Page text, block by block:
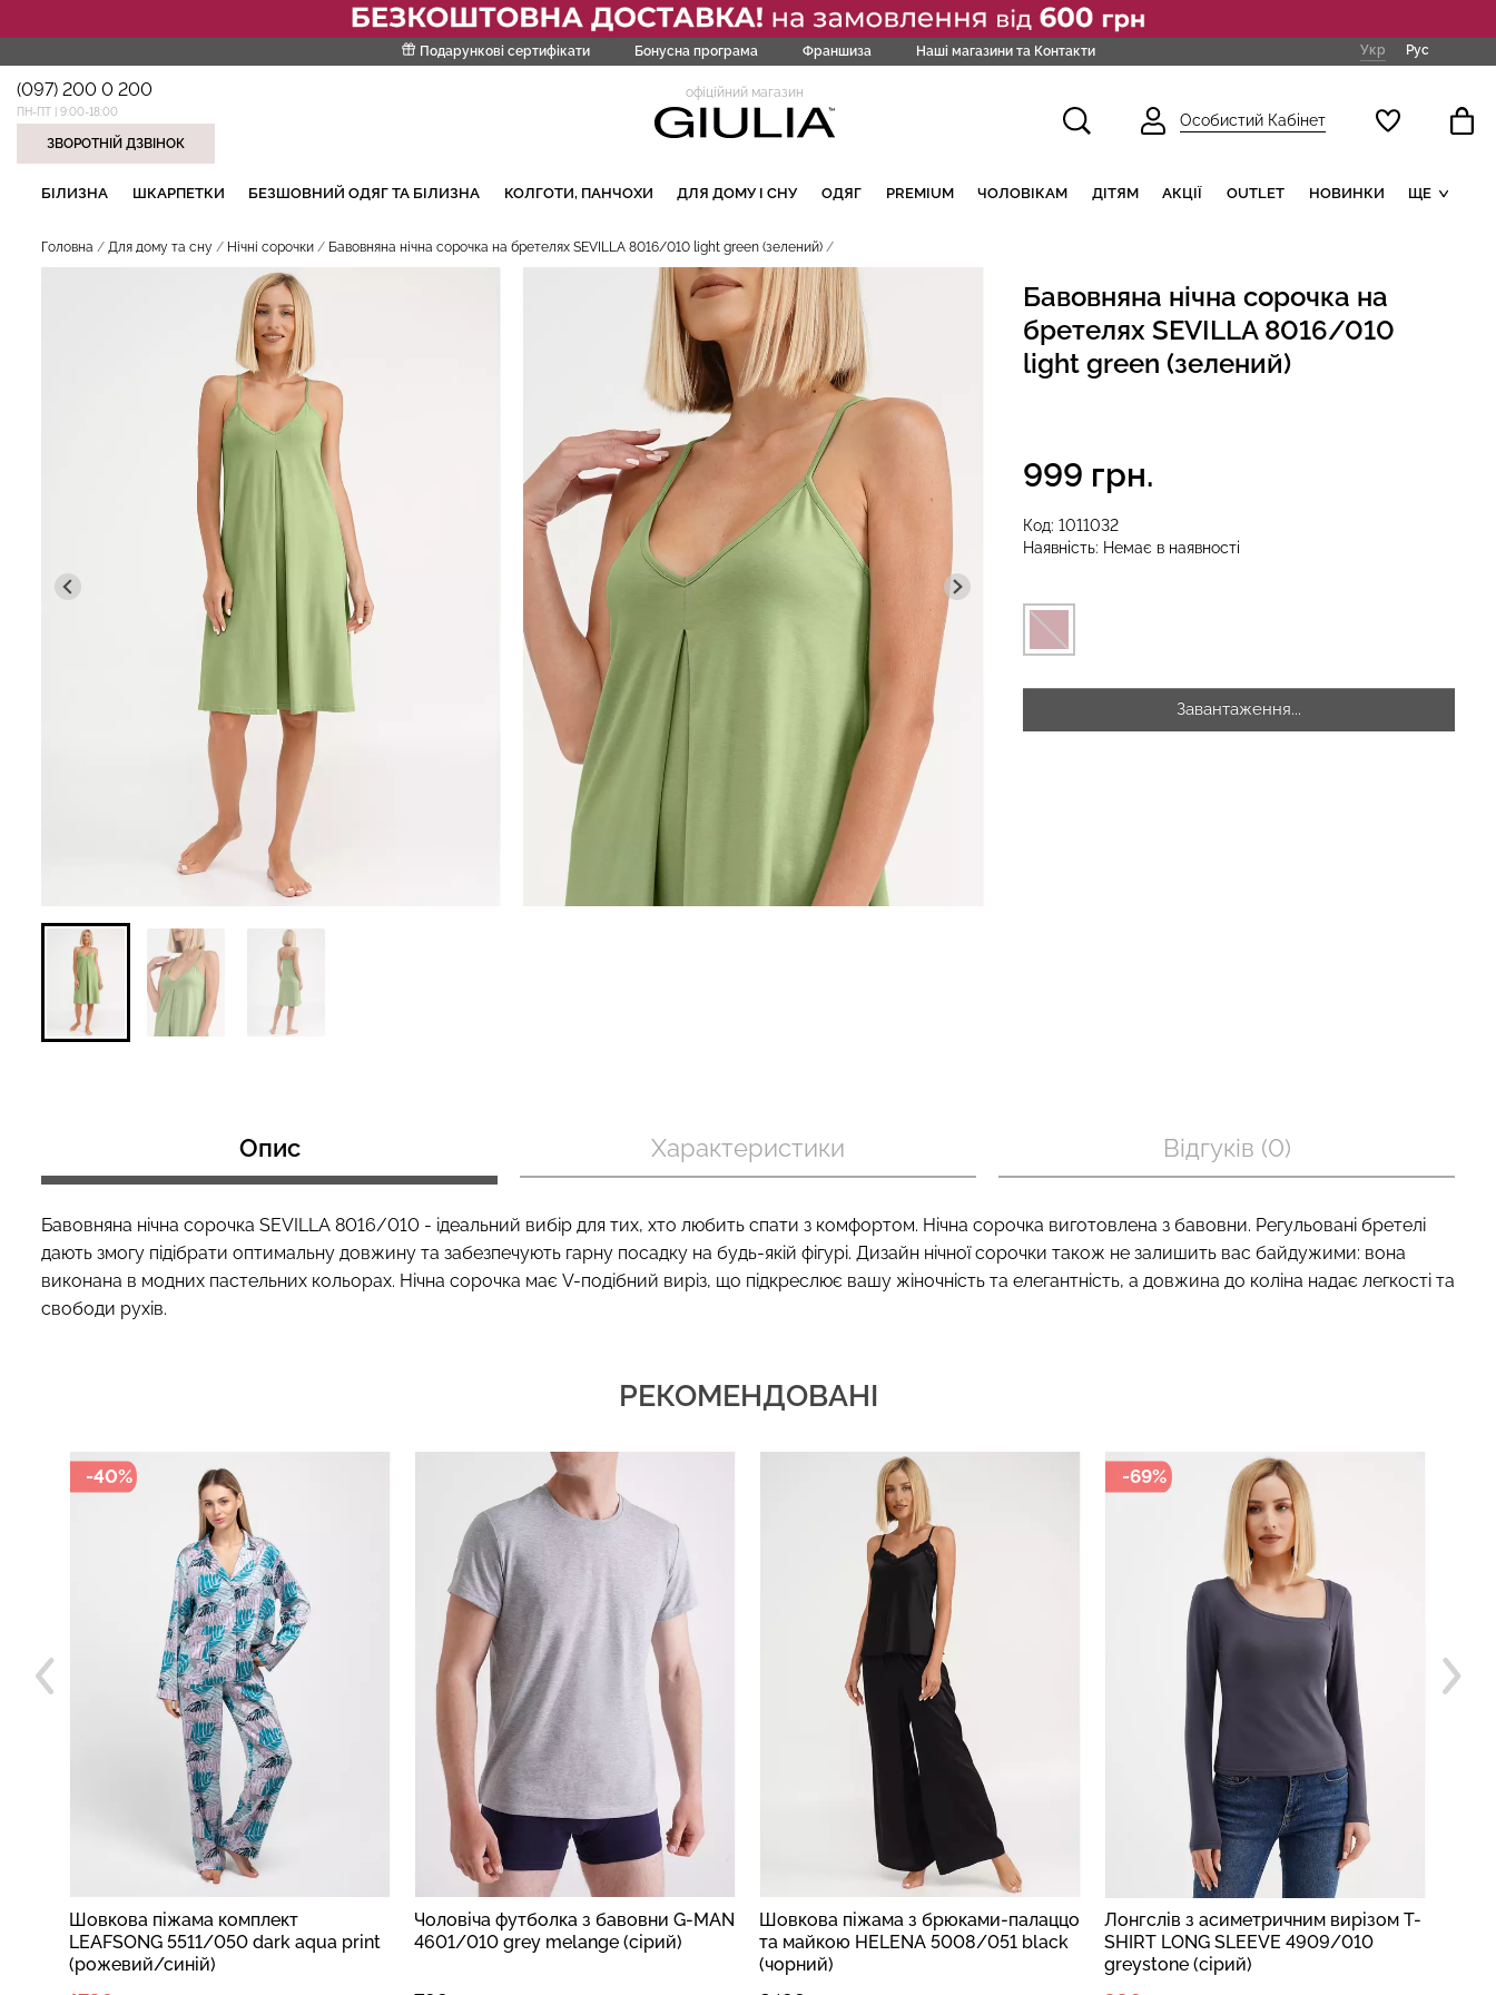
Подарункові сертифікати Бонусна програма Франшиза Наші магазини та Контакти Укр Рус
(097) 200 0 200
ПН-ПТ | 9:00-18:00
ЗВОРОТНІЙ ДЗВІНОК
офіційний магазин
Особистий Кабінет
БІЛИЗНА ШКАРПЕТКИ БЕЗШОВНИЙ ОДЯГ ТА БІЛИЗНА КОЛГОТИ, ПАНЧОХИ ДЛЯ ДОМУ І СНУ ОДЯГ PREMIUM ЧОЛОВІКАМ ДІТЯМ АКЦІЇ OUTLET НОВИНКИ ЩЕ
Головна Для дому та сну Нічні сорочки Бавовняна нічна сорочка на бретелях SEVILLA 8016/010 light green (зелений)
Бавовняна нічна сорочка на
бретелях SEVILLA 8016/010
light green (зелений)
Код: 1011032
Наявність: Немає в наявності
999 грн.
Завантаження...
Опис Характеристики Відгуків (0)
Бавовняна нічна сорочка SEVILLA 8016/010 - ідеальний вибір для тих, хто любить спати з комфортом. Нічна сорочка виготовлена з бавовни. Регульовані бретелі
дають змогу підібрати оптимальну довжину та забезпечують гарну посадку на будь-якій фігурі. Дизайн нічної сорочки також не залишить вас байдужими: вона
виконана в модних пастельних кольорах. Нічна сорочка має V-подібний виріз, що підкреслює вашу жіночність та елегантність, а довжина до коліна надає легкості та
свободи рухів.
РЕКОМЕНДОВАНІ
-40%
Шовкова піжама комплект
LEAFSONG 5511/050 dark aqua print
(рожевий/синій)
Чоловіча футболка з бавовни G-MAN
4601/010 grey melange (сірий)
Шовкова піжама з брюками-палаццо
та майкою HELENA 5008/051 black
(чорний)
-69%
Лонгслів з асиметричним вирізом T-
SHIRT LONG SLEEVE 4909/010
greystone (сірий)
НАШІ ТРЕНДОВІ ТОВАРИ
Безшовні легінси з
мікрофібри LEGGINGS 02
(чорний) Giulia
789 грн.
Безшовні бразиліана з
легкою корекцією BRASILIAN
SHAPEWEAR black (чорний)
482 грн.
Велосипедки з високою
талією TRACKS 01 (чорний)
384 грн. 299 грн.499 грн.
BRIEFS (чорний) Giulia
CAMI TOP (білий) Giulia
SHAPEWEAR black (чорний)
Giulia